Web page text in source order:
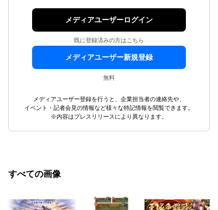
メディアユーザーログイン
既に登録済みの方はこちら
メディアユーザー新規登録
無料
メディアユーザー登録を行うと、企業担当者の連絡先や、
イベント・記者会見の情報など様々な特記情報を閲覧できます。
※内容はプレスリリースにより異なります。
すべての画像